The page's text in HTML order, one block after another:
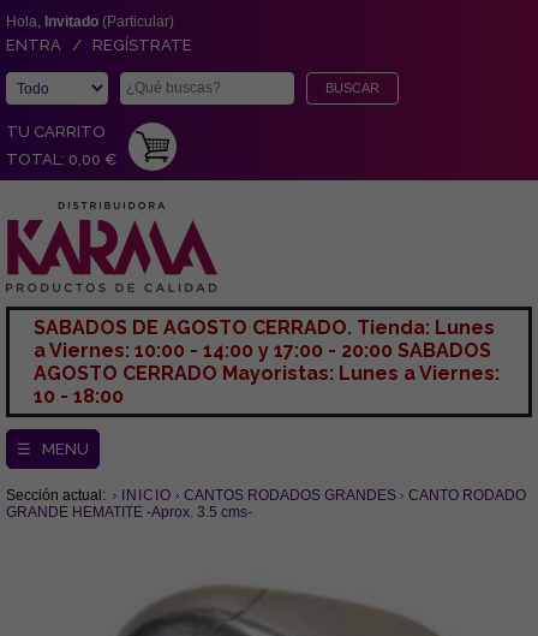
Hola, Invitado (Particular)
ENTRA / REGÍSTRATE
TU CARRITO
TOTAL: 0,00 €
SABADOS DE AGOSTO CERRADO. Tienda: Lunes
a Viernes: 10:00 - 14:00 y 17:00 - 20:00 SABADOS
AGOSTO CERRADO Mayoristas: Lunes a Viernes:
10 - 18:00
☰ MENU
Sección actual: INICIO CANTOS RODADOS GRANDES
CANTO RODADO
GRANDE HEMATITE -Aprox. 3.5 cms-